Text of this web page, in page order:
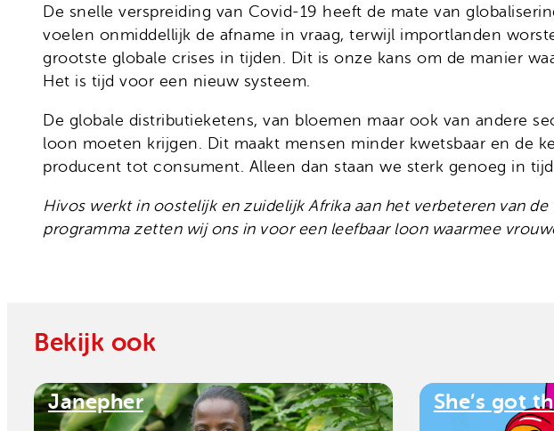
De snelle verspreiding van Covid-19 heeft de mate van
voelen onmiddellijk de afname in vraag, terwijl importlanden
grootste globale crises in tijden. Dit is onze kans om de manier
Het is tijd voor een nieuw systeem.
De globale distributieketens, van bloemen maar ook van andere
loon moeten krijgen. Dit maakt mensen minder kwetsbaar en de
producent tot consument. Alleen dan staan we sterk genoeg in
Hivos werkt in oostelijk en zuidelijk Afrika aan het verbeteren van
programma zetten wij ons in voor een leefbaar loon waarmee
Bekijk ook
Janepher She’s got